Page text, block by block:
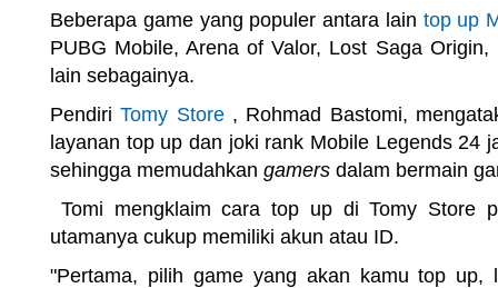
Beberapa game yang populer antara lain top up
PUBG Mobile, Arena of Valor, Lost Saga
lain sebagainya.
PendiriTomy Store, Rohmad Bastomi,
layanan top up dan joki rank Mobile Legends 24
sehingga memudahkan gamers dalam bermain
Tomi mengklaim cara top up di Tomy Store
utamanya cukup memiliki akun atau ID.
"Pertama, pilih game yang akan kamu top up,